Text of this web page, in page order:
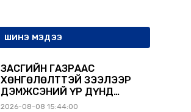
ШИНЭ МЭДЭЭ
ЗАСГИЙН ГАЗРААС
ХӨНГӨЛӨЛТТЭЙ ЗЭЭЛЭЭР
ДЭМЖСЭНИЙ ҮР ДҮНД
ШАТАХУУН ХАДГАЛАХ
2026-08-08 15:44:00